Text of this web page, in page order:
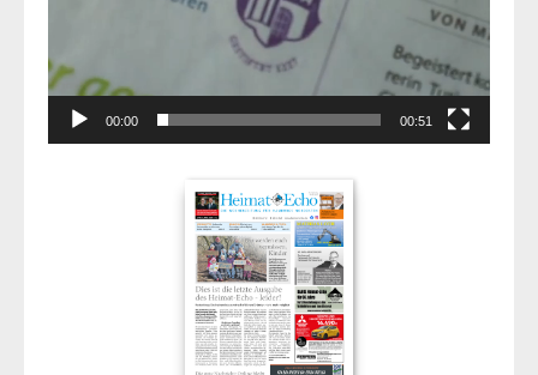
00:00 00:51